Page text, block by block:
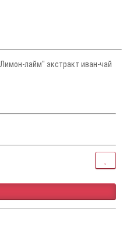
лайм" экстракт иван-чай